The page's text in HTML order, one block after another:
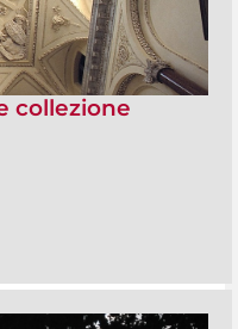
collezione